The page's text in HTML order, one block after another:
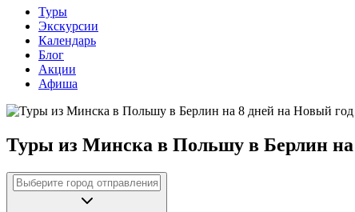
Туры
Экскурсии
Календарь
Блог
Акции
Афиша
Туры из Минска в Польшу в Берлин на